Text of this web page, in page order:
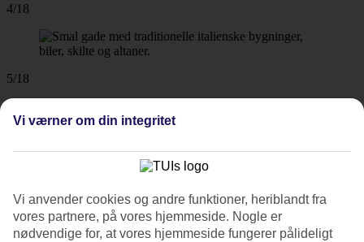
4/18
5/18
Vi værner om din integritet
Vi anvender cookies og andre funktioner, heriblandt fra
vores partnere, på vores hjemmeside. Nogle er
nødvendige for, at vores hjemmeside fungerer pålideligt